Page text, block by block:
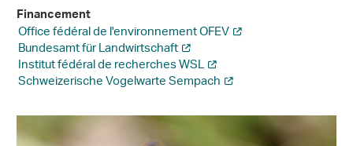
Financement
Office fédéral de l'environnement OFEV
Bundesamt für Landwirtschaft
Institut fédéral de recherches WSL
Schweizerische Vogelwarte Sempach